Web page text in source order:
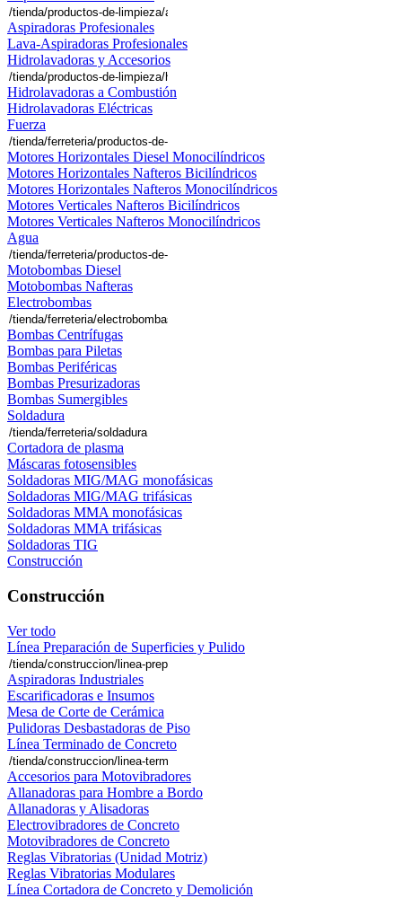
Aspiradoras Profesionales
Lava-Aspiradoras Profesionales
Hidrolavadoras y Accesorios
Hidrolavadoras a Combustión
Hidrolavadoras Eléctricas
Fuerza
Motores Horizontales Diesel Monocilíndricos
Motores Horizontales Nafteros Bicilíndricos
Motores Horizontales Nafteros Monocilíndricos
Motores Verticales Nafteros Bicilíndricos
Motores Verticales Nafteros Monocilíndricos
Agua
Motobombas Diesel
Motobombas Nafteras
Electrobombas
Bombas Centrífugas
Bombas para Piletas
Bombas Periféricas
Bombas Presurizadoras
Bombas Sumergibles
Soldadura
Cortadora de plasma
Máscaras fotosensibles
Soldadoras MIG/MAG monofásicas
Soldadoras MIG/MAG trifásicas
Soldadoras MMA monofásicas
Soldadoras MMA trifásicas
Soldadoras TIG
Construcción
Construcción
Ver todo
Línea Preparación de Superficies y Pulido
Aspiradoras Industriales
Escarificadoras e Insumos
Mesa de Corte de Cerámica
Pulidoras Desbastadoras de Piso
Línea Terminado de Concreto
Accesorios para Motovibradores
Allanadoras para Hombre a Bordo
Allanadoras y Alisadoras
Electrovibradores de Concreto
Motovibradores de Concreto
Reglas Vibratorias (Unidad Motriz)
Reglas Vibratorias Modulares
Línea Cortadora de Concreto y Demolición